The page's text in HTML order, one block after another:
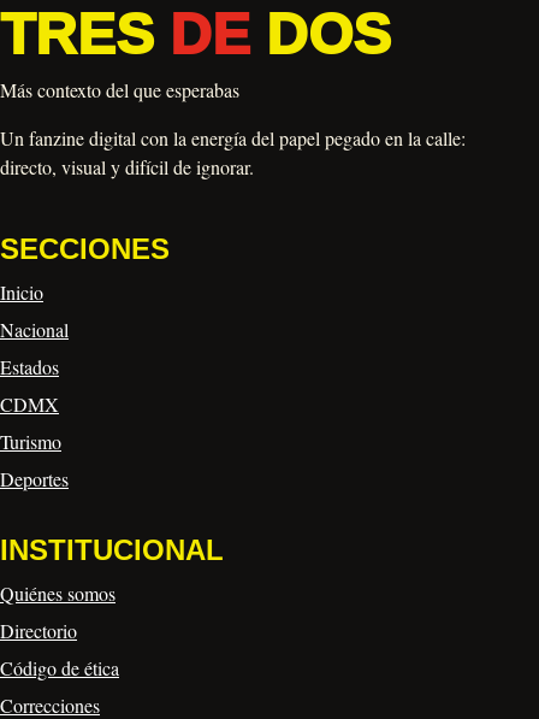
TRES DEDOS
Más contexto del que esperabas
Un fanzine digital con la energía del papel pegado en la calle:
directo, visual y difícil de ignorar.
SECCIONES
Inicio
Nacional
Estados
CDMX
Turismo
Deportes
INSTITUCIONAL
Quiénes somos
Directorio
Código de ética
Correcciones